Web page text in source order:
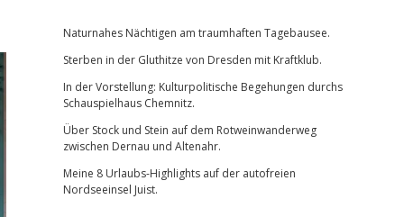
Naturnahes Nächtigen am traumhaften Tagebausee.
Sterben in der Gluthitze von Dresden mit Kraftklub.
In der Vorstellung: Kulturpolitische Begehungen durchs
Schauspielhaus Chemnitz.
Über Stock und Stein auf dem Rotweinwanderweg
zwischen Dernau und Altenahr.
Meine 8 Urlaubs-Highlights auf der autofreien
Nordseeinsel Juist.